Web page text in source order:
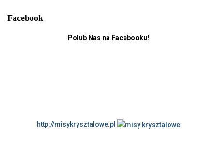
Facebook
Polub Nas na Facebooku!
http://misykrysztalowe.pl